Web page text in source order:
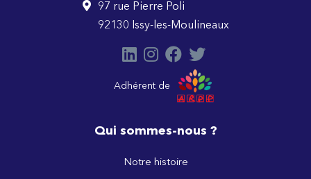
97 rue Pierre Poli
92130 Issy-les-Moulineaux
Adhérent de
Qui sommes-nous ?
Notre histoire